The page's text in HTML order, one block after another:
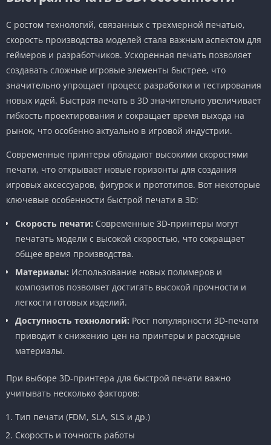
С ростом технологий, связанных с трехмерной печатью,
скорость производства моделей стала важным аспектом для
геймеров и разработчиков. Ускоренная печать позволяет
создавать сложные игровые элементы быстрее, что
значительно упрощает процесс разработки и тестирования
новых идей. Быстрая печать в 3D значительно увеличивает
гибкость проектирования и сокращает время выхода на
рынок, что особенно актуально в игровой индустрии.
Современные принтеры обладают высокими скоростями
печати, что открывает новые горизонты для создания
игровых аксессуаров, фигурок и прототипов. Вот некоторые
ключевые особенности быстрой печати в 3D:
Скорость печати: Современные 3D-принтеры могут
печатать модели с высокой скоростью, что сокращает
общее время производства.
Материалы: Использование новых полимеров и
композитов позволяет достигать высокой прочности и
легкости готовых изделий.
Доступность технологий: Рост популярности 3D-печати
приводит к снижению цен на принтеры и расходные
материалы.
При выборе 3D-принтера для быстрой печати важно
учитывать несколько факторов:
Тип печати (FDM, SLA, SLS и др.)
Скорость и точность работы